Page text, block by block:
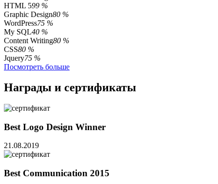
HTML 599 %
Graphic Design80 %
WordPress75 %
My SQL40 %
Content Writing80 %
CSS80 %
Jquery75 %
Посмотреть больше
Награды и сертификаты
Best Logo Design Winner
21.08.2019
Best Communication 2015